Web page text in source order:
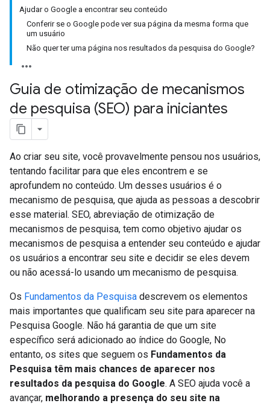
Ajudar o Google a encontrar seu conteúdo
Conferir se o Google pode ver sua página da mesma forma que
um usuário
Não quer ter uma página nos resultados da pesquisa do Google?
Guia de otimização de mecanismos
de pesquisa (SEO) para iniciantes
Ao criar seu site, você provavelmente pensou nos usuários,
tentando facilitar para que eles encontrem e se
aprofundem no conteúdo. Um desses usuários é o
mecanismo de pesquisa, que ajuda as pessoas a descobrir
esse material. SEO, abreviação de otimização de
mecanismos de pesquisa, tem como objetivo ajudar os
mecanismos de pesquisa a entender seu conteúdo e ajudar
os usuários a encontrar seu site e decidir se eles devem
ou não acessá-lo usando um mecanismo de pesquisa.
Os Fundamentos da Pesquisa descrevem os elementos
mais importantes que qualificam seu site para aparecer na
Pesquisa Google. Não há garantia de que um site
específico será adicionado ao índice do Google, No
entanto, os sites que seguem os Fundamentos da
Pesquisa têm mais chances de aparecer nos
resultados da pesquisa do Google. A SEO ajuda você a
avançar, melhorando a presença do seu site na